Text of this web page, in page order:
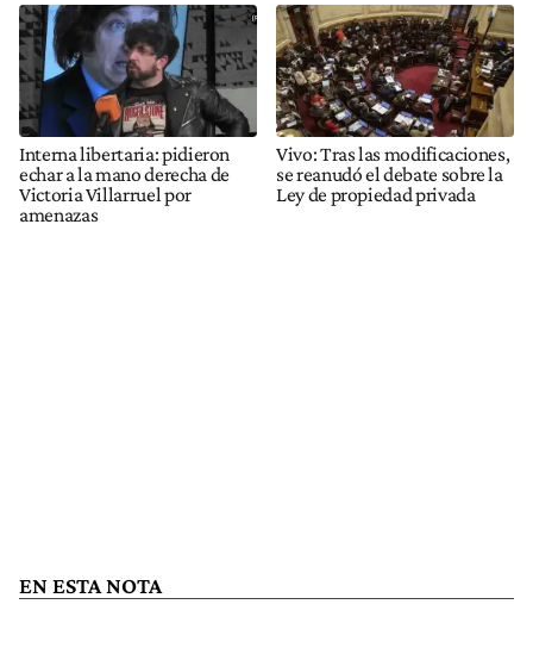
Interna libertaria: pidieron
echar a la mano derecha de
Victoria Villarruel por
amenazas
Vivo: Tras las modificaciones,
se reanudó el debate sobre la
Ley de propiedad privada
EN ESTA NOTA